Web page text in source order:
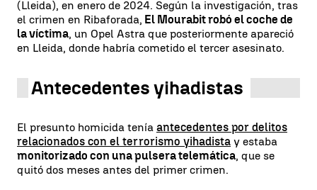
(Lleida), en enero de 2024. Según la investigación, tras
el crimen en Ribaforada, El Mourabit robó el coche de
la víctima, un Opel Astra que posteriormente apareció
en Lleida, donde habría cometido el tercer asesinato.
Antecedentes yihadistas
El presunto homicida tenía antecedentes por delitos
relacionados con el terrorismo yihadista y estaba
monitorizado con una pulsera telemática, que se
quitó dos meses antes del primer crimen.